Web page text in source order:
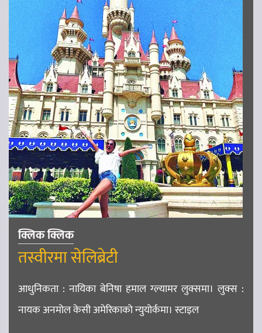
क्लिक क्लिक
तस्वीरमा सेलिब्रेटी
आधुनिकता : नायिका बेनिषा हमाल ग्ल्यामर लुक्समा। लुक्स :
नायक अनमोल केसी अमेरिकाको न्युयोर्कमा। स्टाइल